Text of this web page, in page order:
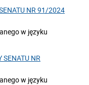
NR 91/2024
w języku
SENATU NR
w języku